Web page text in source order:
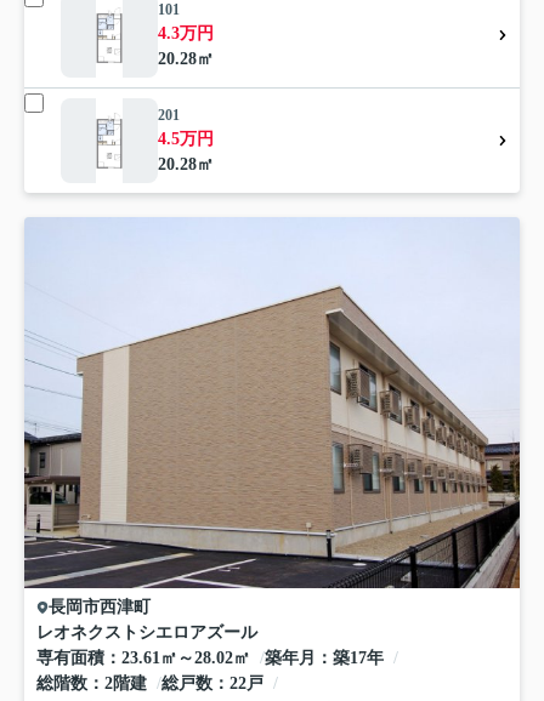
101
4.3万円
20.28㎡
201
4.5万円
20.28㎡
長岡市西津町
レオネクストシエロアズール
専有面積
23.61㎡～28.02㎡ 築年月
築17年
総階数
2階建 総戸数
22戸